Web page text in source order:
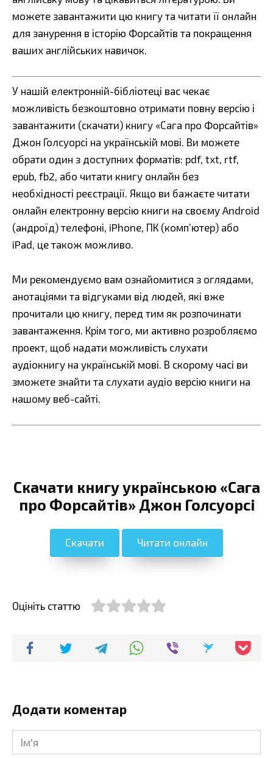
можете завантажити цю книгу та читати її онлайн
для занурення в історію Форсайтів та покращення
ваших англійських навичок.
У нашій електронній-бібліотеці вас чекає
можливість безкоштовно отримати повну версію і
завантажити (скачати) книгу «Сага про Форсайтів»
Джон Голсуорсі на українській мові. Ви можете
обрати один з доступних форматів: pdf, txt, rtf,
epub, fb2, або читати книгу онлайн без
необхідності реєстрації. Якщо ви бажаєте читати
онлайн електронну версію книги на своєму Android
(андроїд) телефоні, iPhone, ПК (комп’ютер) або
iPad, це також можливо.
Ми рекомендуємо вам ознайомитися з оглядами,
анотаціями та відгуками від людей, які вже
прочитали цю книгу, перед тим як розпочинати
завантаження. Крім того, ми активно розробляємо
проект, щоб надати можливість слухати
аудіокнигу на українській мові. В скорому часі ви
зможете знайти та слухати аудіо версію книги на
нашому веб-сайті.
Скачати книгу українською «Сага
про Форсайтів» Джон Голсуорсі
Скачати Читати онлайн
Оцініть статтю
Додати коментар
Ім'я